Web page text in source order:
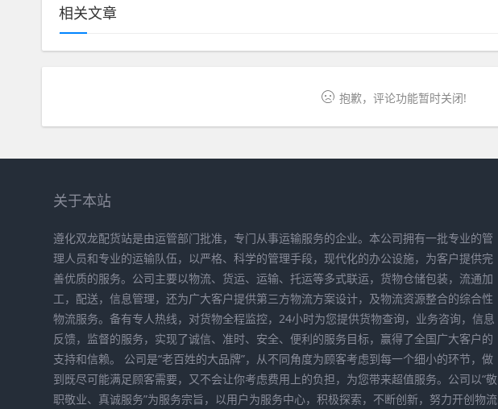
相关文章
抱歉，评论功能暂时关闭!
关于本站
遵化双龙配货站是由运管部门批准，专门从事运输服务的企业。本公司拥有一批专业的管
理人员和专业的运输队伍，以严格、科学的管理手段，现代化的办公设施，为客户提供完
善优质的服务。公司主要以物流、货运、运输、托运等多式联运，货物仓储包装，流通加
工，配送，信息管理，还为广大客户提供第三方物流方案设计，及物流资源整合的综合性
物流服务。备有专人热线，对货物全程监控，24小时为您提供货物查询，业务咨询，信息
反馈，监督的服务，实现了诚信、准时、安全、便利的服务目标，赢得了全国广大客户的
支持和信赖。 公司是“老百姓的大品牌”，从不同角度为顾客考虑到每一个细小的环节，做
到既尽可能满足顾客需要，又不会让你考虑费用上的负担，为您带来超值服务。公司以“敬
职敬业、真诚服务”为服务宗旨，以用户为服务中心，积极探索，不断创新，努力开创物流